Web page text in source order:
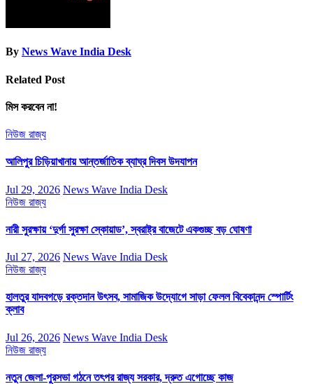
By News Wave India Desk
Related Post
মিস করবেন না!
নিউজ রাজ্য
আলিপুর চিড়িয়াখানায় আন্তর্জাতিক ব্যাঘ্র দিবস উদযাপন
Jul 29, 2026 News Wave India Desk
নিউজ রাজ্য
নারী সুরক্ষায় ‘দুর্গা সুরক্ষা স্কোয়াড’, স্বরাষ্ট্র বাজেটে একগুচ্ছ বড় ঘোষণা
Jul 27, 2026 News Wave India Desk
নিউজ রাজ্য
হালতুর যাদবগড়ে রক্তদান উৎসব, সামাজিক উদ্যোগে সাড়া ফেলল বিবেকানন্দ স্পোর্টিং
ক্লাব
Jul 26, 2026 News Wave India Desk
নিউজ রাজ্য
নতুন জেলা-পুরসভা গঠনে তৎপর রাজ্য সরকার, দ্রুত এগোচ্ছে কাজ